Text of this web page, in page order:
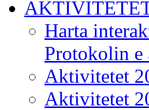
Harta
Protokolin e
Aktivitetet
Aktivitetet